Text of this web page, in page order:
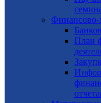
Финансово-
План